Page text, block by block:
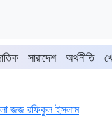
জামায়াতের
৫ লাখে নিলামে বিক্রি
জজ রফিকুল ইসলাম
সারাদেশ অর্থনীতি